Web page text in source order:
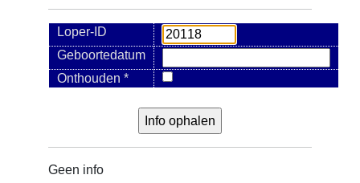
Loper-ID
Geboortedatum
Onthouden *
Geen info